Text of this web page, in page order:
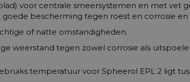
voor centrale smeersystemen en met vet
goede bescherming tegen roest en corrosie
of natte omstandigheden.
weerstand tegen zowel corrosie als
temperatuur voor Spheerol EPL 2 ligt